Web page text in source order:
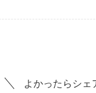
よかったらシェ